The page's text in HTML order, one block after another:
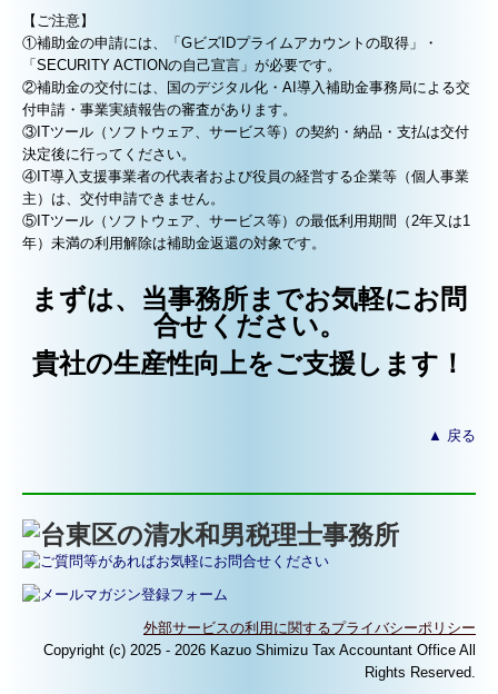
【ご注意】
①補助金の申請には、「GビズIDプライムアカウントの取得」・
「SECURITY ACTIONの自己宣言」が必要です。
②補助金の交付には、国のデジタル化・AI導入補助金事務局による交
付申請・事業実績報告の審査があります。
③ITツール（ソフトウェア、サービス等）の契約・納品・支払は交付
決定後に行ってください。
④IT導入支援事業者の代表者および役員の経営する企業等（個人事業
主）は、交付申請できません。
⑤ITツール（ソフトウェア、サービス等）の最低利用期間（2年又は1
年）未満の利用解除は補助金返還の対象です。
まずは、当事務所までお気軽にお問
合せください。
貴社の生産性向上をご支援します！
▲ 戻る
外部サービスの利用に関するプライバシーポリシー
Copyright (c) 2025 - 2026 Kazuo Shimizu Tax Accountant Office All
Rights Reserved.